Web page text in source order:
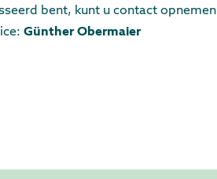
bent, kunt u contact opnemen
Günther Obermaier